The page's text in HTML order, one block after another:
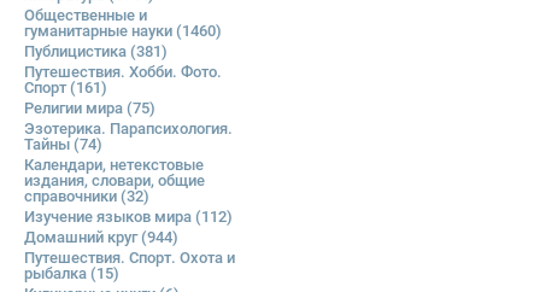
Общественные и
гуманитарные науки (1460)
Публицистика (381)
Путешествия. Хобби. Фото.
Спорт(161)
Религии мира (75)
Эзотерика. Парапсихология.
Тайны (74)
Календари, нетекстовые
издания, словари, общие
справочники (32)
Изучение языков мира (112)
Домашний круг(944)
Путешествия. Спорт. Охота и
рыбалка (15)